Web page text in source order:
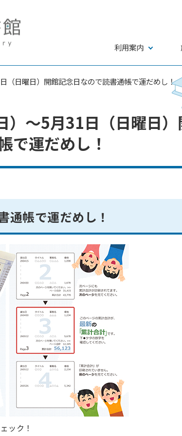
利用案内
（日曜日）開館記念日なので読書通帳で運だめし！
）～5月31日（日曜日
で運だめし！
通帳で運だめし！
ック！